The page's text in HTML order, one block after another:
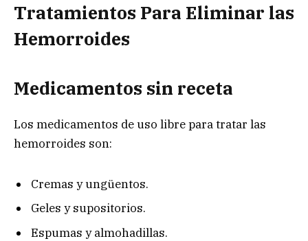
Tratamientos Para Eliminar las
Hemorroides
Medicamentos sin receta
Los medicamentos de uso libre para tratar las
hemorroides son:
Cremas y ungüentos.
Geles y supositorios.
Espumas y almohadillas.